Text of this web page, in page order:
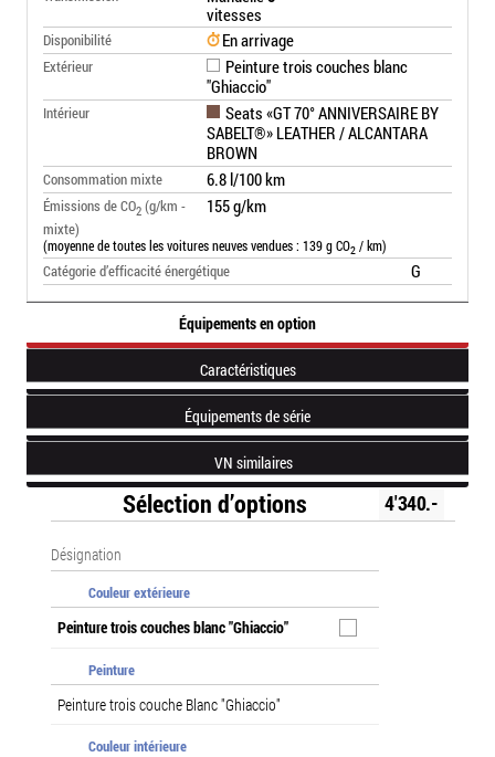
Équipements en option
Caractéristiques
Équipements de série
VN similaires
Sélection d’options 4'340.-
Désignation
Couleur extérieure
Peinture trois couches blanc "Ghiaccio"
Peinture
Peinture trois couche Blanc "Ghiaccio"
Couleur intérieure
vitesses
Disponibilité En arrivage
Extérieur
Peinture trois couches blanc
"Ghiaccio"
Intérieur
Seats «GT 70° ANNIVERSAIRE BY
SABELT®» LEATHER / ALCANTARA
BROWN
Consommation mixte 6.8 l/100 km
Émissions de CO2 (g/km -
mixte)
155 g/km
(moyenne de toutes les voitures neuves vendues : 139 g CO2 / km)
Catégorie d’efficacité énergétique G